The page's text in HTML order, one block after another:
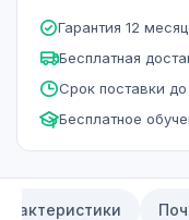
Гарантия 12
Бесплатная
Срок поставки
Бесплатное